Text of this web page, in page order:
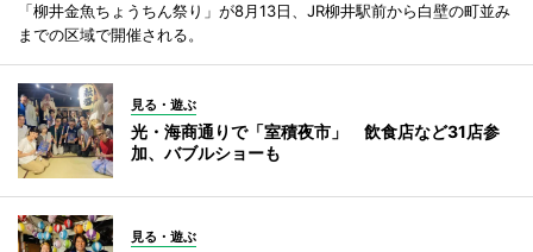
「柳井金魚ちょうちん祭り」が8月13日、JR柳井駅前から白壁の町並み
までの区域で開催される。
見る・遊ぶ
光・海商通りで「室積夜市」 飲食店など31店参
加、バブルショーも
見る・遊ぶ